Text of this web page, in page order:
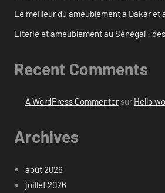
Le meilleur du ameublement à Dakar et
Literie et ameublement au Sénégal :
Recent Comments
A WordPress Commentersur Hello
Archives
août 2026
juillet 2026